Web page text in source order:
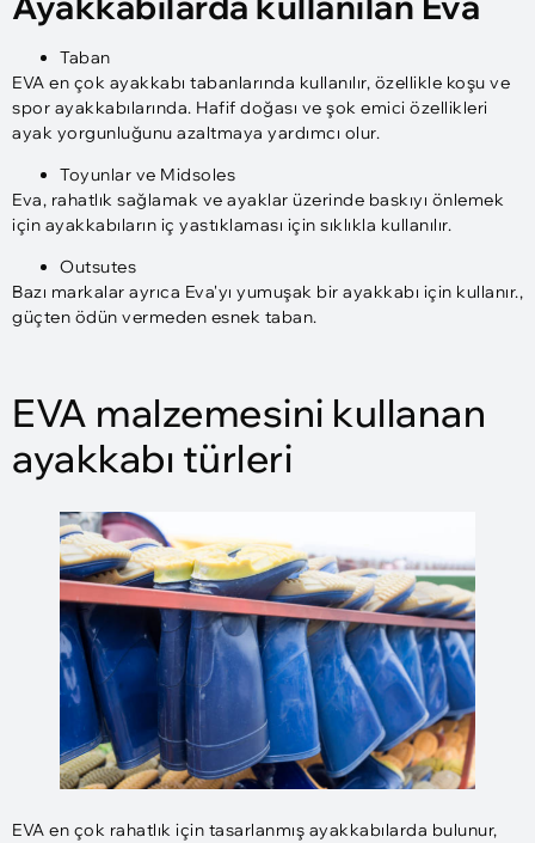
Taban
EVA en çok ayakkabı tabanlarında kullanılır, özellikle koşu ve
spor ayakkabılarında. Hafif doğası ve şok emici özellikleri
ayak yorgunluğunu azaltmaya yardımcı olur.
Toyunlar ve Midsoles
Eva, rahatlık sağlamak ve ayaklar üzerinde baskıyı önlemek
için ayakkabıların iç yastıklaması için sıklıkla kullanılır.
Outsutes
Bazı markalar ayrıca Eva'yı yumuşak bir ayakkabı için kullanır.,
güçten ödün vermeden esnek taban.
EVA malzemesini kullanan
ayakkabı türleri
EVA en çok rahatlık için tasarlanmış ayakkabılarda bulunur,